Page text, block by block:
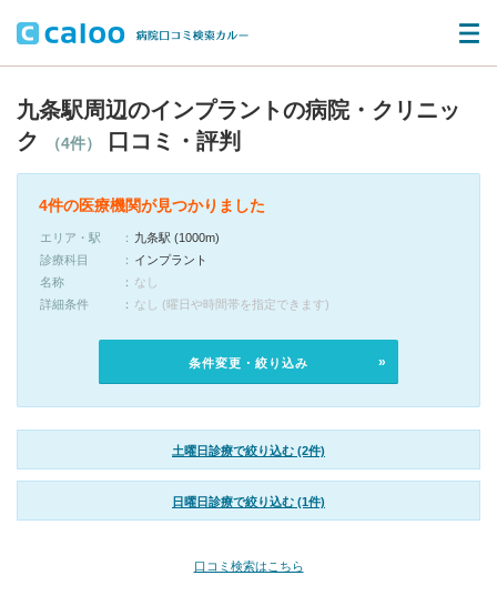
九条駅周辺のインプラントの病院・クリニッ
ク
（4件） 口コミ・評判
4件の医療機関が見つかりました
エリア・駅
九条駅 (1000m)
診療科目
インプラント
名称
なし
詳細条件
なし (曜日や時間帯を指定できます)
条件変更・絞り込み
土曜日診療で絞り込む (2件)
日曜日診療で絞り込む (1件)
口コミ検索はこちら